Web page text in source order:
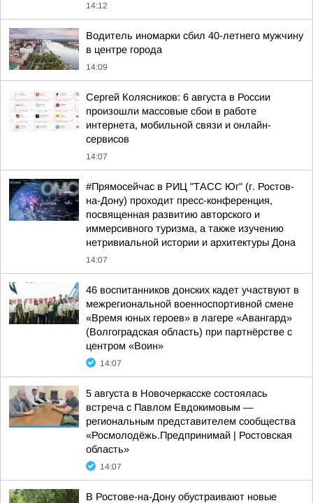
14:12
Водитель иномарки сбил 40-летнего мужчину
в центре города
14:09
Сергей Колясников: 6 августа в России
произошли массовые сбои в работе
интернета, мобильной связи и онлайн-
сервисов
14:07
#Прямосейчас в РИЦ "ТАСС Юг" (г. Ростов-
на-Дону) проходит пресс-конференция,
посвященная развитию авторского и
иммерсивного туризма, а также изучению
нетривиальной истории и архитектуры Дона
14:07
46 воспитанников донских кадет участвуют в
межрегиональной военноспортивной смене
«Время юных героев» в лагере «Авангард»
(Волгоградская область) при партнёрстве с
центром «Воин»
14:07
5 августа в Новочеркасске состоялась
встреча с Павлом Евдокимовым —
региональным представителем сообщества
«Росмолодёжь.Предпринимай | Ростовская
область»
14:07
В Ростове-на-Дону обустраивают новые